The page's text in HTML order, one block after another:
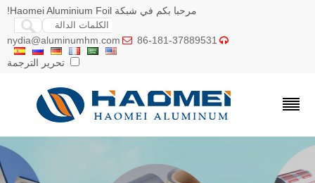
مرحبا بكم في شبكة Haomei Aluminium Foil!
86-181-37889531

nydia@aluminumhm.com
تحرير الترجمة